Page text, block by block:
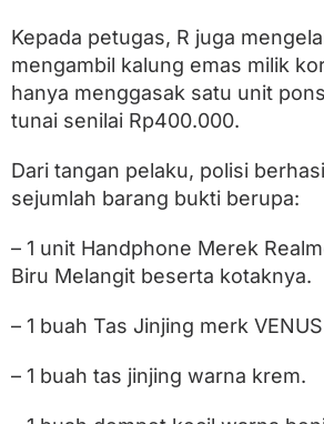
Kepada petugas, R juga
mengambil kalung emas milik
hanya menggasak satu unit
tunai senilai Rp400.000.
Dari tangan pelaku, polisi
sejumlah barang bukti berupa:
– 1 unit Handphone Merek
Biru Melangit beserta kotaknya.
– 1 buah Tas Jinjing merk
– 1 buah tas jinjing warna krem.